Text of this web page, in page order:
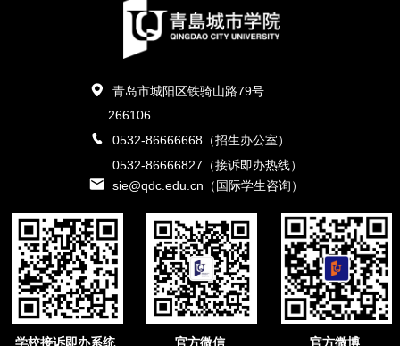
青岛市城阳区铁骑山路79号
266106
0532-86666668（招生办公室）
0532-86666827（接诉即办热线）
sie@qdc.edu.cn（国际学生咨询）
学校接诉即办系统 官方微信 官方微博